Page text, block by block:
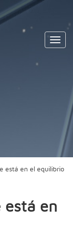
está en el equilibrio
está en